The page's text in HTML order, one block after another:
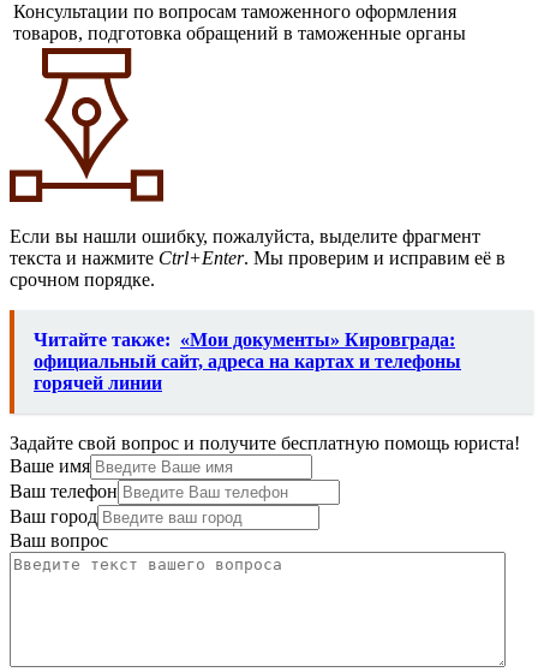
Консультации по вопросам таможенного оформления
товаров, подготовка обращений в таможенные органы
Если вы нашли ошибку, пожалуйста, выделите фрагмент
текста и нажмите Ctrl+Enter. Мы проверим и исправим её в
срочном порядке.
Читайте также: «Мои документы» Кировграда:
официальный сайт, адреса на картах и телефоны
горячей линии
Задайте свой вопрос и получите бесплатную помощь юриста!
Ваше имя
Ваш телефон
Ваш город
Ваш вопрос